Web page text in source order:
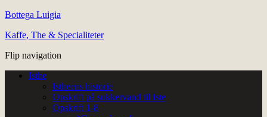
Bottega Luigia
Kaffe, The & Specialiteter
Flip navigation
Isthe
Istheens historie
Opskrift på sukkervand til Iste
Opskrift 1-8